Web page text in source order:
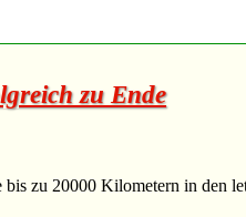
zu Ende
zu 20000 Kilometern in den